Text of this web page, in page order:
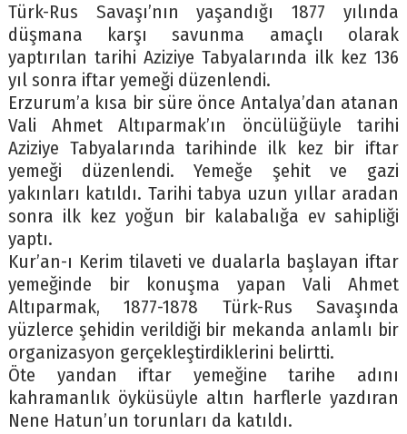
Türk-Rus Savaşı’nın yaşandığı 1877 yılında
düşmana karşı savunma amaçlı olarak
yaptırılan tarihi Aziziye Tabyalarında ilk kez 136
yıl sonra iftar yemeği düzenlendi.
Erzurum’a kısa bir süre önce Antalya’dan atanan
Vali Ahmet Altıparmak’ın öncülüğüyle tarihi
Aziziye Tabyalarında tarihinde ilk kez bir iftar
yemeği düzenlendi. Yemeğe şehit ve gazi
yakınları katıldı. Tarihi tabya uzun yıllar aradan
sonra ilk kez yoğun bir kalabalığa ev sahipliği
yaptı.
Kur’an-ı Kerim tilaveti ve dualarla başlayan iftar
yemeğinde bir konuşma yapan Vali Ahmet
Altıparmak, 1877-1878 Türk-Rus Savaşında
yüzlerce şehidin verildiği bir mekanda anlamlı bir
organizasyon gerçekleştirdiklerini belirtti.
Öte yandan iftar yemeğine tarihe adını
kahramanlık öyküsüyle altın harflerle yazdıran
Nene Hatun’un torunları da katıldı.